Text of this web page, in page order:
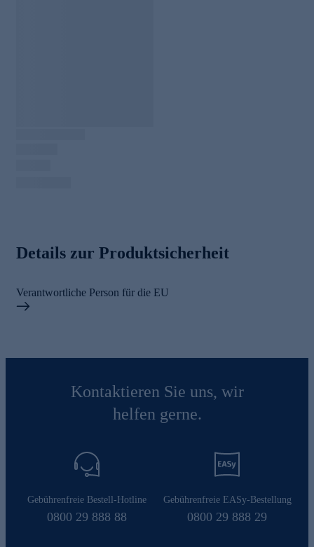
Details zur Produktsicherheit
Verantwortliche Person für die EU
Kontaktieren Sie uns, wir
helfen gerne.
Gebührenfreie Bestell-Hotline
0800 29 888 88
Gebührenfreie EASy-Bestellung
0800 29 888 29